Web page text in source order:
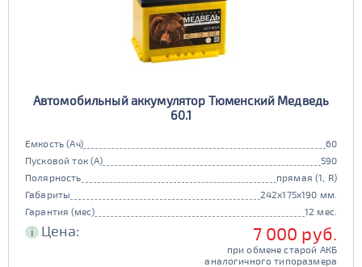
Автомобильный аккумулятор Тюменский Медведь
60.1
Емкость (Ач)
60
Пусковой ток (А)
590
Полярность
прямая (1, R)
Габариты
242x175x190 мм.
Гарантия (мес)
12 мес.
i Цена: 7 000 руб.
при обмене старой АКБ
аналогичного типоразмера